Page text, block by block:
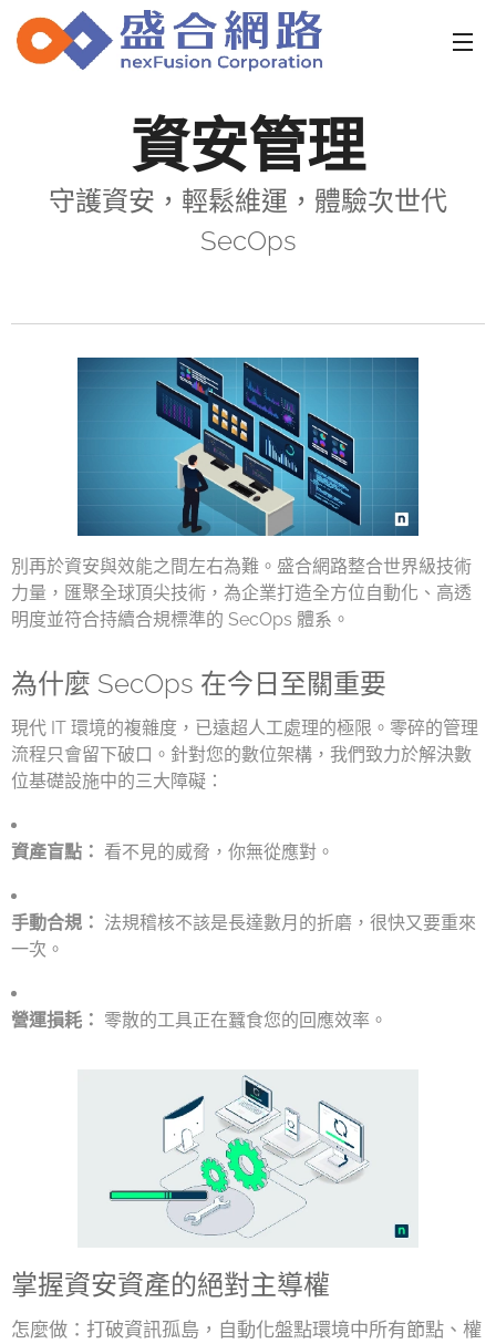
資安管理
守護資安，輕鬆維運，體驗次世代
SecOps
別再於資安與效能之間左右為難。盛合網路整合世界級技術
力量，匯聚全球頂尖技術，為企業打造全方位自動化、高透
明度並符合持續合規標準的 SecOps 體系。
為什麼 SecOps 在今日至關重要
現代 IT 環境的複雜度，已遠超人工處理的極限。零碎的管理
流程只會留下破口。針對您的數位架構，我們致力於解決數
位基礎設施中的三大障礙：
資產盲點： 看不見的威脅，你無從應對。
手動合規： 法規稽核不該是長達數月的折磨，很快又要重來
一次。
營運損耗： 零散的工具正在蠶食您的回應效率。
掌握資安資產的絕對主導權
怎麼做：打破資訊孤島，自動化盤點環境中所有節點、權